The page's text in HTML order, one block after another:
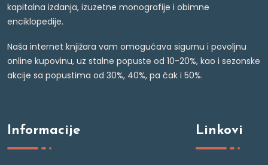
kapitalna izdanja, izuzetne monografije i obimne
enciklopedije.
Naša internet knjižara vam omogućava sigurnu i povoljnu
online kupovinu, uz stalne popuste od 10-20%, kao i sezonske
akcije sa popustima od 30%, 40%, pa čak i 50%.
Informacije Linkovi